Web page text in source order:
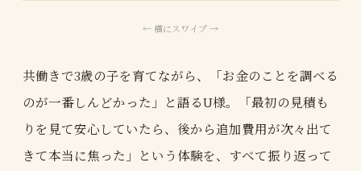
共働きで3歳の子を育てながら、「お金のことを調べる
のが一番しんどかった」と語るU様。「最初の見積も
りを見て安心していたら、後から追加費用が次々出て
きて本当に焦った」という体験を、すべて振り返って